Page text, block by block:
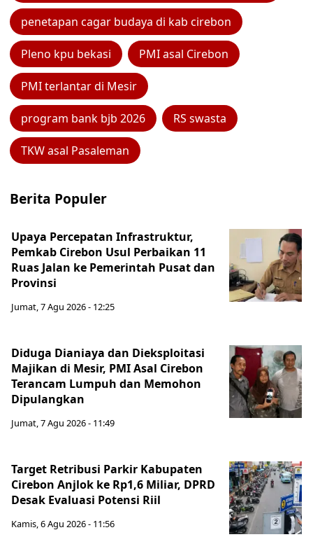
penetapan cagar budaya di kab cirebon
Pleno kpu bekasi PMI asal Cirebon
PMI terlantar di Mesir
program bank bjb 2026 RS swasta
TKW asal Pasaleman
Berita Populer
Upaya Percepatan Infrastruktur,
Pemkab Cirebon Usul Perbaikan 11
Ruas Jalan ke Pemerintah Pusat dan
Provinsi
Jumat, 7 Agu 2026 - 12:25
Diduga Dianiaya dan Dieksploitasi
Majikan di Mesir, PMI Asal Cirebon
Terancam Lumpuh dan Memohon
Dipulangkan
Jumat, 7 Agu 2026 - 11:49
Target Retribusi Parkir Kabupaten
Cirebon Anjlok ke Rp1,6 Miliar, DPRD
Desak Evaluasi Potensi Riil
Kamis, 6 Agu 2026 - 11:56